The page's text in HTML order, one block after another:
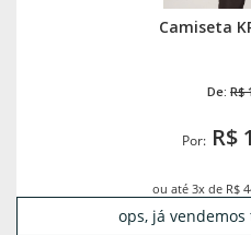
Camiseta
De: R$
Por: R$
ou até 3x de R$
ops, já